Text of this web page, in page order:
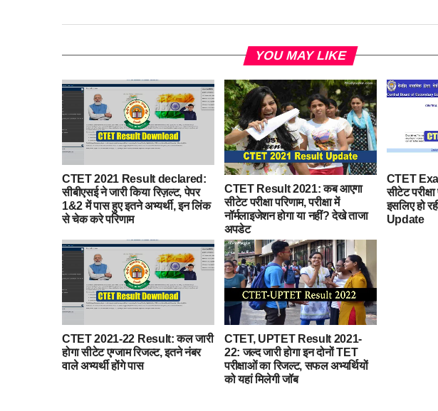
YOU MAY LIKE
CTET 2021 Result declared:
सीबीएसई ने जारी किया रिज़ल्ट, पेपर
1&2 में पास हुए इतने अभ्यर्थी, इन लिंक
से चेक करे परिणाम
CTET Result 2021: कब आएगा
सीटेट परीक्षा परिणाम, परीक्षा में
नॉर्मलाइजेशन होगा या नहीं? देखे ताजा
अपडेट
CTET
सीटेट
इसलिए हो
Update
CTET 2021-22 Result: कल जारी
होगा सीटेट एग्जाम रिजल्ट, इतने नंबर
वाले अभ्यर्थी होंगे पास
CTET, UPTET Result 2021-
22: जल्द जारी होगा इन दोनों TET
परीक्षाओं का रिजल्ट, सफल अभ्यर्थियों
को यहां मिलेगी जॉब